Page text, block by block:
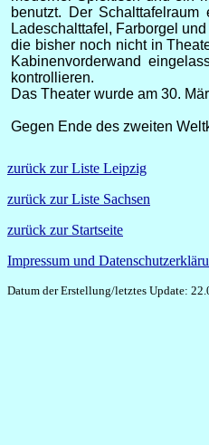
benutzt. Der
Ladeschalttafel, Farborgel
die bisher noch nicht in
Kabinenvorderwand
kontrollieren.
Das Theater wurde am 30.
Gegen Ende des zweiten
zurück zur Liste Leipzig
zurück zur Liste Sachsen
zurück zur Startseite
Impressum und
Datum der Erstellung/letztes Update: